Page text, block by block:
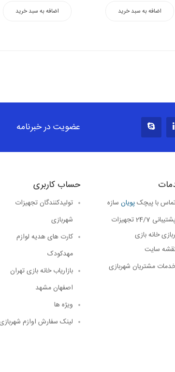
اضافه به سبد خرید اضافه به سبد خرید
عضویت در خبرنامه
با پیچکپویان سازه
24/7
تجهیزات
خانه بازی
سایت
مشتریان شهربازی
حساب کاربری
تولیدکنندگان تجهیزات
شهربازی
کارت های هدیه لوازم
مهدکودک
بازاریاب خانه بازی تهران
اصفهان مشهد
ویژه ها
لینک سفارش اوازم